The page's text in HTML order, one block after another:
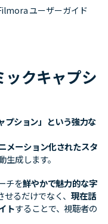
ログイン
ユーザーガイド
クキャプシ
プション」 という強力な
メーション化されたスタ
生成します。
チを鮮やかで魅力的な字
せるだけでなく、現在話
トすることで、視聴者の